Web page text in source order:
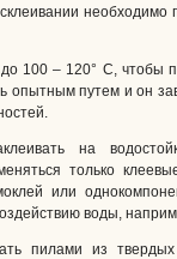
необходимо
100 – 120° C, чтобы
путем и он
на
только
или
воды,
пилами из твердых